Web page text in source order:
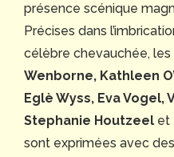
présence scénique
Précises dans
célèbre chevauchée, les
Wenborne, Kathleen
Eglè Wyss, Eva Vogel,
Stephanie Houtzeel et
sont exprimées avec